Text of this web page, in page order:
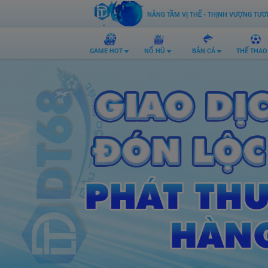
NÂNG TẦM VỊ THẾ - THỊNH VƯỢNG
GAME HOT NỔ HŨ BẮN CÁ THỂ THAO